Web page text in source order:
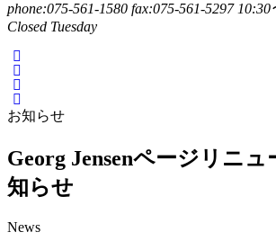
phone:075-561-1580 fax:075-561-5297 10:30
Closed Tuesday
お知らせ
Georg Jensenページリニ
知らせ
News